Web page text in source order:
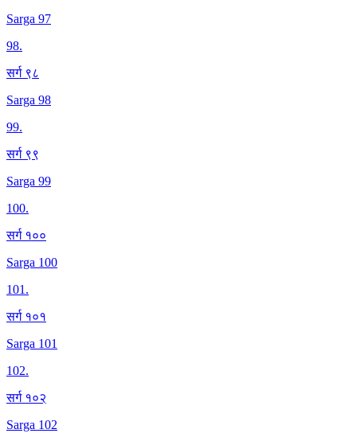
Sarga 97
98.
सर्ग ९८
Sarga 98
99.
सर्ग ९९
Sarga 99
100.
सर्ग १००
Sarga 100
101.
सर्ग १०१
Sarga 101
102.
सर्ग १०२
Sarga 102